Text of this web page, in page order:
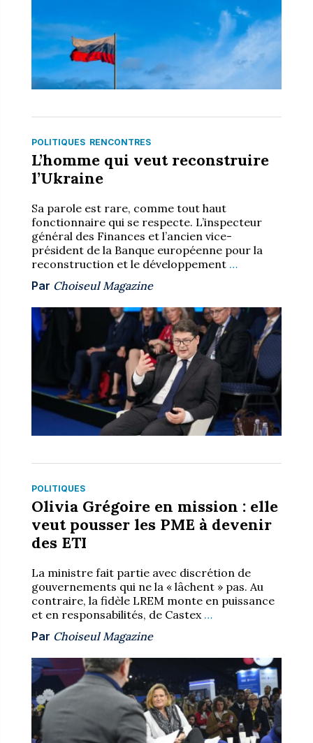
POLITIQUES RENCONTRES
L’homme qui veut reconstruire
l’Ukraine
Sa parole est rare, comme tout haut
fonctionnaire qui se respecte. L’inspecteur
général des Finances et l’ancien vice-
président de la Banque européenne pour la
reconstruction et le développement …
Par Choiseul Magazine
POLITIQUES
Olivia Grégoire en mission : elle
veut pousser les PME à devenir
des ETI
La ministre fait partie avec discrétion de
gouvernements qui ne la « lâchent » pas. Au
contraire, la fidèle LREM monte en puissance
et en responsabilités, de Castex …
Par Choiseul Magazine